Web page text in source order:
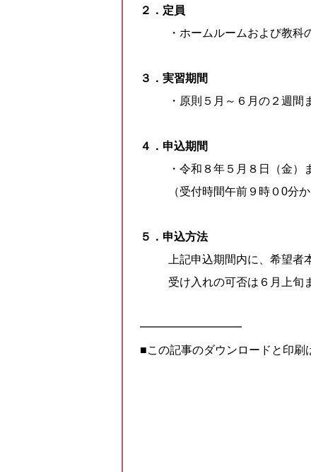
２．定員
・ホームルームおよび教科
３．実習期間
・原則５月～６月の２週間
４．申込期間
・令和８年５月８日（金）
（受付時間午前９時０0分
５．申込方法
上記申込期間内に、希望者
受け入れの可否は６月上旬
━━━━━━━━━
■この記事のダウンロードと印刷